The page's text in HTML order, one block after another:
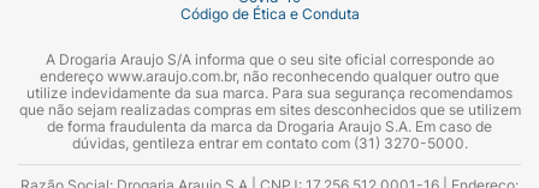
Código de Ética e Conduta
A Drogaria Araujo S/A informa que o seu site oficial corresponde ao
endereço www.araujo.com.br, não reconhecendo qualquer outro que
utilize indevidamente da sua marca. Para sua segurança recomendamos
que não sejam realizadas compras em sites desconhecidos que se utilizem
de forma fraudulenta da marca da Drogaria Araujo S.A. Em caso de
dúvidas, gentileza entrar em contato com (31) 3270-5000.